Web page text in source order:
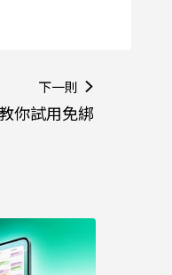
下一則
你試用免綁